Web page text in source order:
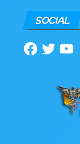
SOCIAL
Facebook
Twitter